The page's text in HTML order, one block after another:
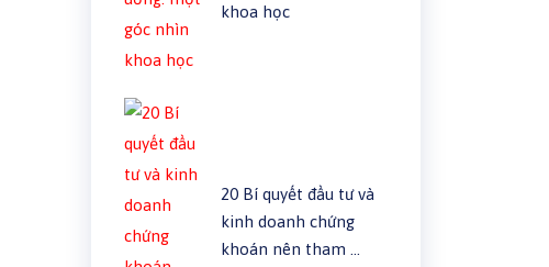
khoa học
20 Bí quyết đầu tư và
kinh doanh chứng
khoán nên tham …